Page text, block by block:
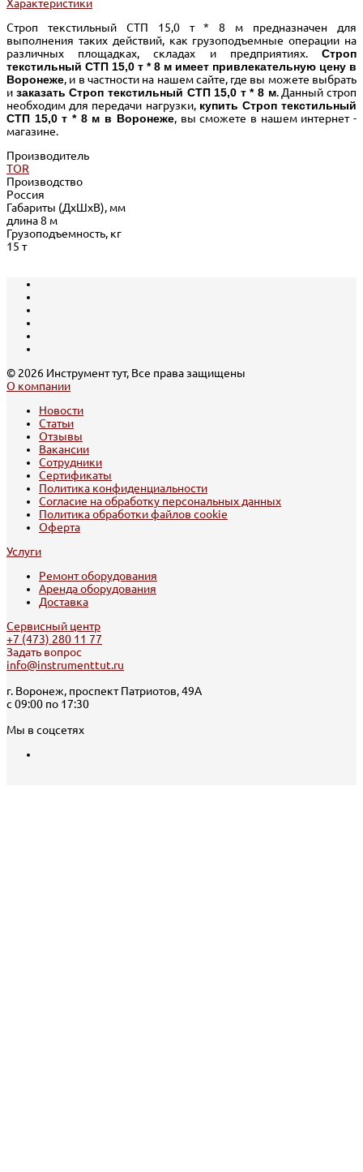
Характеристики
Строп текстильный СТП 15,0 т * 8 м предназначен для
выполнения таких действий, как грузоподъемные операции на
различных площадках, складах и предприятиях. Строп
текстильный СТП 15,0 т * 8 м имеет привлекательную цену в
Воронеже, и в частности на нашем сайте, где вы можете выбрать
и заказать Строп текстильный СТП 15,0 т * 8 м. Данный строп
необходим для передачи нагрузки, купить Строп текстильный
СТП 15,0 т * 8 м в Воронеже, вы сможете в нашем интернет -
магазине.
Производитель
TOR
Производство
Россия
Габариты (ДхШхВ), мм
длина 8 м
Грузоподъемность, кг
15 т
© 2026 Инструмент тут, Все права защищены
О компании
Новости
Статьи
Отзывы
Вакансии
Сотрудники
Сертификаты
Политика конфиденциальности
Согласие на обработку персональных данных
Политика обработки файлов cookie
Оферта
Услуги
Ремонт оборудования
Аренда оборудования
Доставка
Сервисный центр
+7 (473) 280 11 77
Задать вопрос
info@instrumenttut.ru
г. Воронеж, проспект Патриотов, 49А
с 09:00 по 17:30
Мы в соцсетях